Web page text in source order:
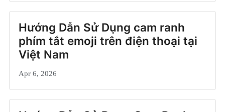
Hướng Dẫn Sử Dụng cam ranh
phím tắt emoji trên điện thoại tại
Việt Nam
Apr 6, 2026